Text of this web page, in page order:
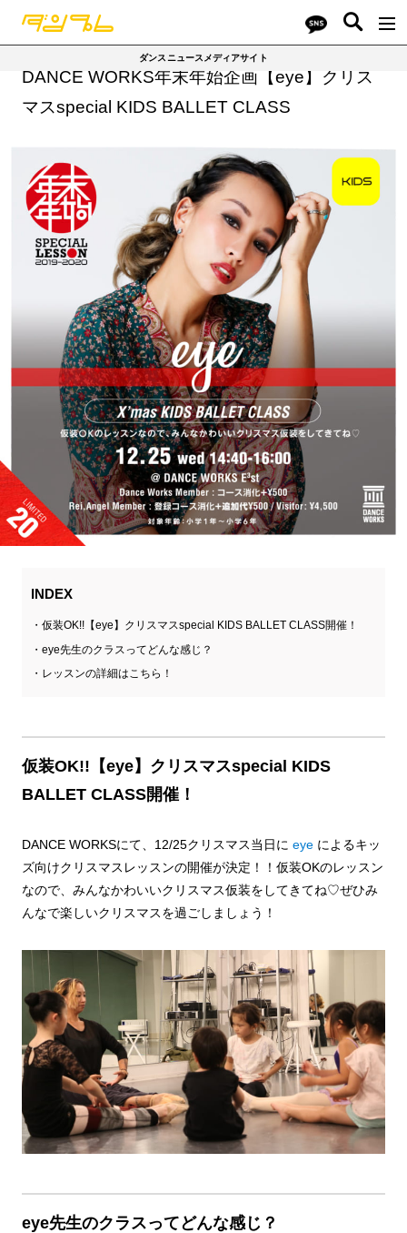
ダンスニュースメディアサイト
DANCE WORKS年末年始企画【eye】クリス
マスspecial KIDS BALLET CLASS
INDEX
仮装OK!!【eye】クリスマスspecial KIDS BALLET CLASS開催！
eye先生のクラスってどんな感じ？
レッスンの詳細はこちら！
仮装OK!!【eye】クリスマスspecial KIDS
BALLET CLASS開催！
DANCE WORKSにて、12/25クリスマス当日に eyeによるキッ
ズ向けクリスマスレッスンの開催が決定！！仮装OKのレッスン
なので、みんなかわいいクリスマス仮装をしてきてね♡ぜひみ
んなで楽しいクリスマスを過ごしましょう！
eye先生のクラスってどんな感じ？